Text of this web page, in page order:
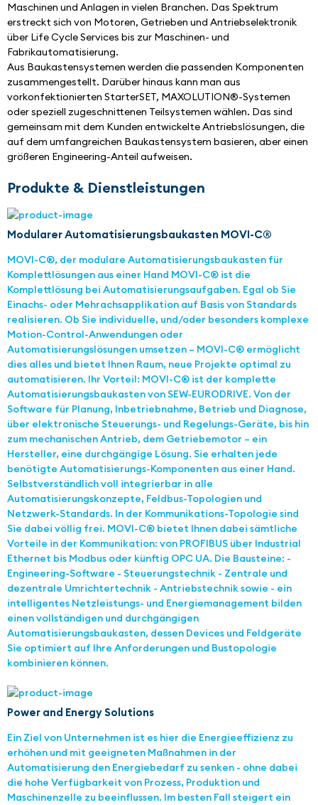
Maschinen und Anlagen in vielen Branchen. Das Spektrum
erstreckt sich von Motoren, Getrieben und Antriebselektronik
über Life Cycle Services bis zur Maschinen- und
Fabrikautomatisierung.
Aus Baukastensystemen werden die passenden Komponenten
zusammengestellt. Darüber hinaus kann man aus
vorkonfektionierten StarterSET, MAXOLUTION®-Systemen
oder speziell zugeschnittenen Teilsystemen wählen. Das sind
gemeinsam mit dem Kunden entwickelte Antriebslösungen, die
auf dem umfangreichen Baukastensystem basieren, aber einen
größeren Engineering-Anteil aufweisen.
Produkte & Dienstleistungen
Modularer Automatisierungsbaukasten MOVI-C®
MOVI-C®, der modulare Automatisierungsbaukasten für
Komplettlösungen aus einer Hand MOVI-C® ist die
Komplettlösung bei Automatisierungsaufgaben. Egal ob Sie
Einachs- oder Mehrachsapplikation auf Basis von Standards
realisieren. Ob Sie individuelle, und/oder besonders komplexe
Motion-Control-Anwendungen oder
Automatisierungslösungen umsetzen – MOVI-C® ermöglicht
dies alles und bietet Ihnen Raum, neue Projekte optimal zu
automatisieren. Ihr Vorteil: MOVI-C® ist der komplette
Automatisierungsbaukasten von SEW-EURODRIVE. Von der
Software für Planung, Inbetriebnahme, Betrieb und Diagnose,
über elektronische Steuerungs- und Regelungs-Geräte, bis hin
zum mechanischen Antrieb, dem Getriebemotor – ein
Hersteller, eine durchgängige Lösung. Sie erhalten jede
benötigte Automatisierungs-Komponenten aus einer Hand.
Selbstverständlich voll integrierbar in alle
Automatisierungskonzepte, Feldbus-Topologien und
Netzwerk-Standards. In der Kommunikations-Topologie sind
Sie dabei völlig frei. MOVI-C® bietet Ihnen dabei sämtliche
Vorteile in der Kommunikation: von PROFIBUS über Industrial
Ethernet bis Modbus oder künftig OPC UA. Die Bausteine: -
Engineering-Software - Steuerungstechnik - Zentrale und
dezentrale Umrichtertechnik - Antriebstechnik sowie - ein
intelligentes Netzleistungs- und Energiemanagement bilden
einen vollständigen und durchgängigen
Automatisierungsbaukasten, dessen Devices und Feldgeräte
Sie optimiert auf Ihre Anforderungen und Bustopologie
kombinieren können.
Power and Energy Solutions
Ein Ziel von Unternehmen ist es hier die Energieeffizienz zu
erhöhen und mit geeigneten Maßnahmen in der
Automatisierung den Energiebedarf zu senken - ohne dabei
die hohe Verfügbarkeit von Prozess, Produktion und
Maschinenzelle zu beeinflussen. Im besten Fall steigert ein